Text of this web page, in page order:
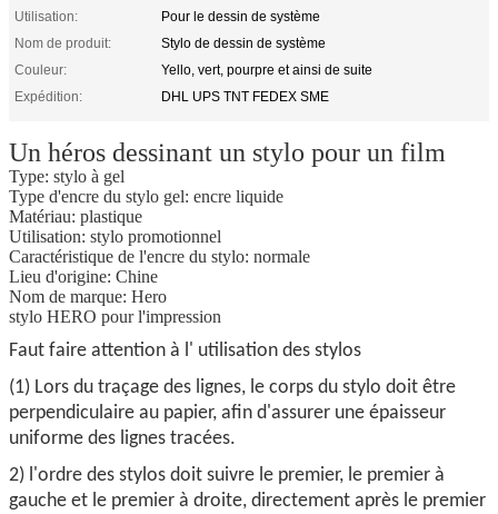
Utilisation:
Pour le dessin de système
Nom de produit:
Stylo de dessin de système
Couleur:
Yello, vert, pourpre et ainsi de suite
Expédition:
DHL UPS TNT FEDEX SME
Un héros dessinant un stylo pour un film
Type: stylo à gel
Type d'encre du stylo gel: encre liquide
Matériau: plastique
Utilisation: stylo promotionnel
Caractéristique de l'encre du stylo: normale
Lieu d'origine: Chine
Nom de marque: Hero
stylo HERO pour l'impression
Faut faire attention à l' utilisation des stylos
(1) Lors du traçage des lignes, le corps du stylo doit être
perpendiculaire au papier, afin d'assurer une épaisseur
uniforme des lignes tracées.
2) l'ordre des stylos doit suivre le premier, le premier à
gauche et le premier à droite, directement après le premier